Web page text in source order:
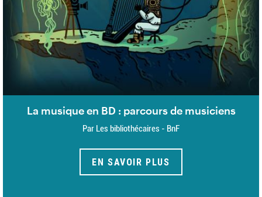
La musique en BD : parcours de musiciens
Par Les bibliothécaires - BnF
EN SAVOIR PLUS